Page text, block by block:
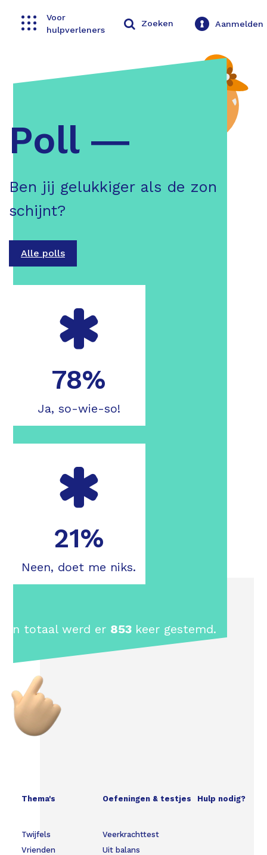
Toggle navigation
Voor
hulpverleners
Zoeken Aanmelden
Poll ―
Ben jij gelukkiger als de zon
schijnt?
Alle polls
78%
Ja, so-wie-so!
21%
Neen, doet me niks.
In totaal werd er 853 keer gestemd.
Thema's
Twijfels
Vrienden
Oefeningen & testjes
Veerkrachttest
Uit balans
Hulp nodig?